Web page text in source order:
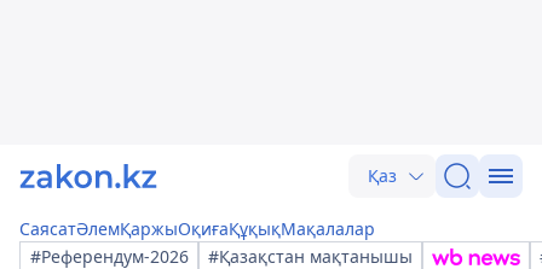
Қаз
СаясатӘлемҚаржыОқиғаҚұқықМақалалар
#Референдум-2026
#Қазақстан мақтанышы